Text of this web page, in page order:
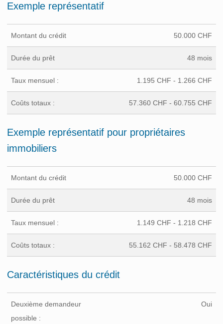
Exemple représentatif
Montant du crédit 50.000 CHF
Durée du prêt 48 mois
Taux mensuel : 1.195 CHF - 1.266 CHF
Coûts totaux : 57.360 CHF - 60.755 CHF
Exemple représentatif pour propriétaires
immobiliers
Montant du crédit 50.000 CHF
Durée du prêt 48 mois
Taux mensuel : 1.149 CHF - 1.218 CHF
Coûts totaux : 55.162 CHF - 58.478 CHF
Caractéristiques du crédit
Deuxième demandeur
possible :
Oui